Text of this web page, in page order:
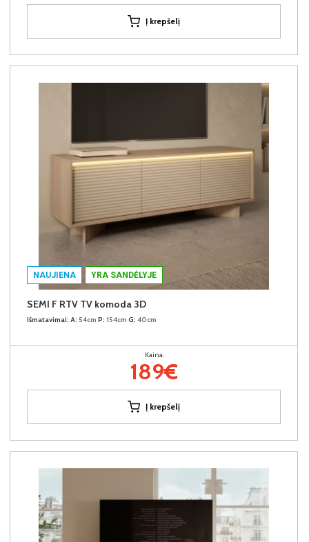
Į krepšelį
NAUJIENA YRA SANDĖLYJE
SEMI F RTV TV komoda 3D
Išmatavimai: A: 54cm P: 154cm G: 40cm
Kaina:
189€
Į krepšelį